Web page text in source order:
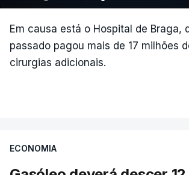
Em causa está o Hospital de Braga,
passado pagou mais de 17 milhões
cirurgias adicionais.
ECONOMIA